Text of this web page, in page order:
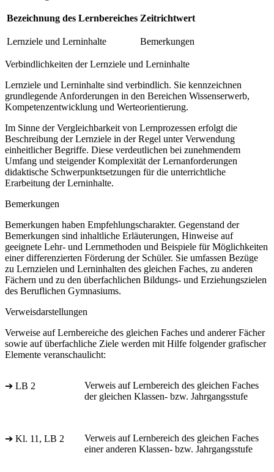
Bezeichnung des Lernbereiches Zeitrichtwert
Lernziele und Lerninhalte Bemerkungen
Verbindlichkeiten der Lernziele und Lerninhalte
Lernziele und Lerninhalte sind verbindlich. Sie kennzeichnen
grundlegende Anforderungen in den Bereichen Wissenserwerb,
Kompetenzentwicklung und Werteorientierung.
Im Sinne der Vergleichbarkeit von Lernprozessen erfolgt die
Beschreibung der Lernziele in der Regel unter Verwendung
einheitlicher Begriffe. Diese verdeutlichen bei zunehmendem
Umfang und steigender Komplexität der Lernanforderungen
didaktische Schwerpunktsetzungen für die unterrichtliche
Erarbeitung der Lerninhalte.
Bemerkungen
Bemerkungen haben Empfehlungscharakter. Gegenstand der
Bemerkungen sind inhaltliche Erläuterungen, Hinweise auf
geeignete Lehr- und Lernmethoden und Beispiele für Möglichkeiten
einer differenzierten Förderung der Schüler. Sie umfassen Bezüge
zu Lernzielen und Lerninhalten des gleichen Faches, zu anderen
Fächern und zu den überfachlichen Bildungs- und Erziehungszielen
des Beruflichen Gymnasiums.
Verweisdarstellungen
Verweise auf Lernbereiche des gleichen Faches und anderer Fächer
sowie auf überfachliche Ziele werden mit Hilfe folgender grafischer
Elemente veranschaulicht:
➔ LB 2
Verweis auf Lernbereich des gleichen Faches
der gleichen Klassen- bzw. Jahrgangsstufe
➔ Kl. 11, LB 2
Verweis auf Lernbereich des gleichen Faches
einer anderen Klassen- bzw. Jahrgangsstufe